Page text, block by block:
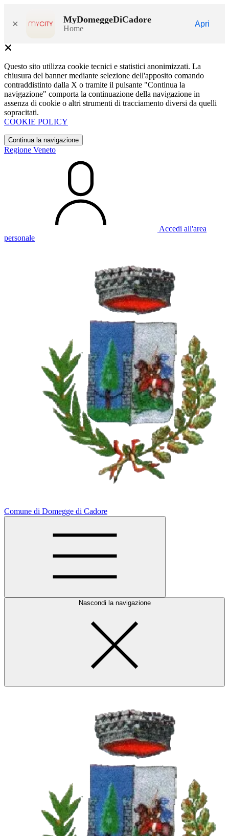
× MyDomeggeDiCadore
Home
Apri
Questo sito utilizza cookie tecnici e statistici anonimizzati. La
chiusura del banner mediante selezione dell'apposito comando
contraddistinto dalla X o tramite il pulsante "Continua la
navigazione" comporta la continuazione della navigazione in
assenza di cookie o altri strumenti di tracciamento diversi da quelli
sopracitati.
COOKIE POLICY
Continua la navigazione
Regione Veneto
Accedi all'area
personale
Comune di Domegge di Cadore
Nascondi la navigazione